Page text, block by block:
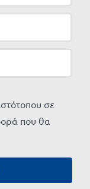
σε
που θα